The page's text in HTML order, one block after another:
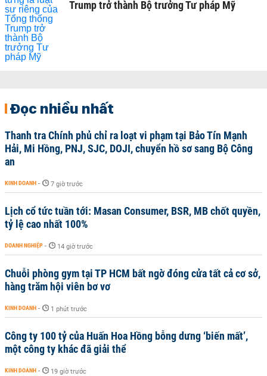
Trump trở thành Bộ trưởng Tư pháp Mỹ
Đọc nhiều nhất
Thanh tra Chính phủ chỉ ra loạt vi phạm tại Bảo Tín Mạnh
Hải, Mi Hồng, PNJ, SJC, DOJI, chuyển hồ sơ sang Bộ Công
an
KINH DOANH - 7 giờ trước
Lịch cổ tức tuần tới: Masan Consumer, BSR, MB chốt quyền,
tỷ lệ cao nhất 100%
DOANH NGHIỆP - 14 giờ trước
Chuỗi phòng gym tại TP HCM bất ngờ đóng cửa tất cả cơ sở,
hàng trăm hội viên bơ vơ
KINH DOANH - 1 phút trước
Công ty 100 tỷ của Huấn Hoa Hồng bỗng dưng ‘biến mất’,
một công ty khác đã giải thể
KINH DOANH - 19 giờ trước